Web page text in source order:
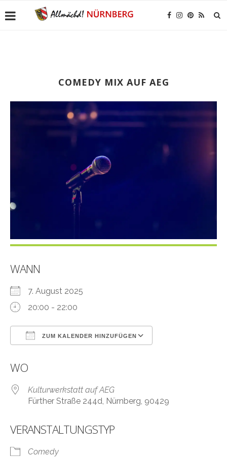
COMEDY MIX AUF AEG
WANN
7. August 2025
20:00 - 22:00
ZUM KALENDER HINZUFÜGEN
WO
Kulturwerkstatt auf AEG
Fürther Straße 244d, Nürnberg, 90429
VERANSTALTUNGSTYP
Comedy